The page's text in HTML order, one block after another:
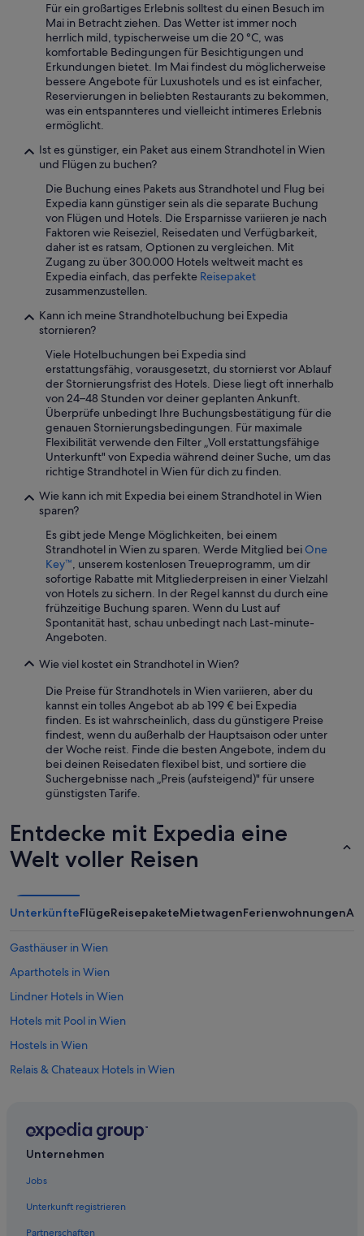
Für ein großartiges Erlebnis solltest du einen Besuch im
Mai in Betracht ziehen. Das Wetter ist immer noch
herrlich mild, typischerweise um die 20 °C, was
komfortable Bedingungen für Besichtigungen und
Erkundungen bietet. Im Mai findest du möglicherweise
bessere Angebote für Luxushotels und es ist einfacher,
Reservierungen in beliebten Restaurants zu bekommen,
was ein entspannteres und vielleicht intimeres Erlebnis
ermöglicht.
Ist es günstiger, ein Paket aus einem Strandhotel in Wien
und Flügen zu buchen?
Die Buchung eines Pakets aus Strandhotel und Flug bei
Expedia kann günstiger sein als die separate Buchung
von Flügen und Hotels. Die Ersparnisse variieren je nach
Faktoren wie Reiseziel, Reisedaten und Verfügbarkeit,
daher ist es ratsam, Optionen zu vergleichen. Mit
Zugang zu über 300.000 Hotels weltweit macht es
Expedia einfach, das perfekte Reisepaket
zusammenzustellen.
Kann ich meine Strandhotelbuchung bei Expedia
stornieren?
Viele Hotelbuchungen bei Expedia sind
erstattungsfähig, vorausgesetzt, du stornierst vor Ablauf
der Stornierungsfrist des Hotels. Diese liegt oft innerhalb
von 24–48 Stunden vor deiner geplanten Ankunft.
Überprüfe unbedingt Ihre Buchungsbestätigung für die
genauen Stornierungsbedingungen. Für maximale
Flexibilität verwende den Filter „Voll erstattungsfähige
Unterkunft" von Expedia während deiner Suche, um das
richtige Strandhotel in Wien für dich zu finden.
Wie kann ich mit Expedia bei einem Strandhotel in Wien
sparen?
Es gibt jede Menge Möglichkeiten, bei einem
Strandhotel in Wien zu sparen. Werde Mitglied beiOne
Key™, unserem kostenlosen Treueprogramm, um dir
sofortige Rabatte mit Mitgliederpreisen in einer Vielzahl
von Hotels zu sichern. In der Regel kannst du durch eine
frühzeitige Buchung sparen. Wenn du Lust auf
Spontanität hast, schau unbedingt nach Last-minute-
Angeboten.
Wie viel kostet ein Strandhotel in Wien?
Die Preise für Strandhotels in Wien variieren, aber du
kannst ein tolles Angebot ab ab 199 € bei Expedia
finden. Es ist wahrscheinlich, dass du günstigere Preise
findest, wenn du außerhalb der Hauptsaison oder unter
der Woche reist. Finde die besten Angebote, indem du
bei deinen Reisedaten flexibel bist, und sortiere die
Suchergebnisse nach „Preis (aufsteigend)" für unsere
günstigsten Tarife.
Entdecke mit Expedia eine
Welt voller Reisen
UnterkünfteFlügeReisepaketeMietwagenFerienwohnungen
Gasthäuser in Wien
Aparthotels in Wien
Lindner Hotels in Wien
Hotels mit Pool in Wien
Hostels in Wien
Relais & Chateaux Hotels in Wien
Günstige in Wien
5-Sterne-Hotels in Innere Stadt
Unternehmen
Jobs
Unterkunft registrieren
Partnerschaften